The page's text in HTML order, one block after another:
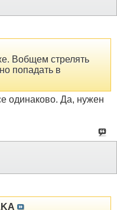
Вобщем стрелять
попадать в
одинаково. Да, нужен